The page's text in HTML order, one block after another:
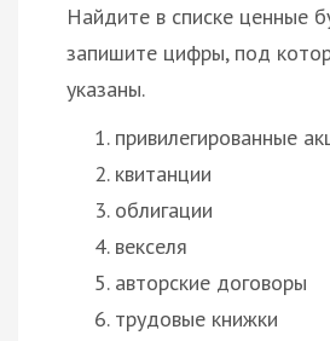
Найдите в списке ценные
запишите цифры, под
указаны.
привилегированные
квитанции
облигации
векселя
авторские договоры
трудовые книжки